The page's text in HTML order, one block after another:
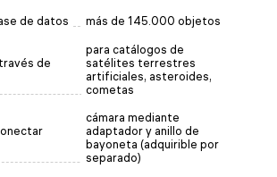
de datos más de 145.000 objetos
de
para catálogos de
satélites terrestres
artificiales, asteroides,
cometas
cámara mediante
adaptador y anillo de
bayoneta (adquirible por
separado)